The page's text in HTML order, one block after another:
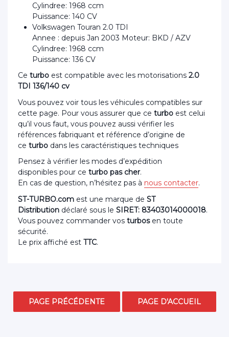
Cylindree: 1968 ccm
Puissance: 140 CV
Volkswagen Touran 2.0 TDI
Annee : depuis Jan 2003 Moteur: BKD / AZV
Cylindree: 1968 ccm
Puissance: 136 CV
Ce turbo est compatible avec les motorisations 2.0
TDI 136/140 cv
Vous pouvez voir tous les véhicules compatibles sur
cette page. Pour vous assurer que ce turbo est celui
qu’il vous faut, vous pouvez aussi vérifier les
références fabriquant et référence d’origine de
ce turbo dans les caractéristiques techniques
Pensez à vérifier les modes d’expédition
disponibles pour ce turbo pas cher.
En cas de question, n’hésitez pas à nous contacter.
ST-TURBO.com est une marque de ST
Distribution déclaré sous le SIRET: 83403014000018.
Vous pouvez commander vos turbosen toute
sécurité.
Le prix affiché est TTC.